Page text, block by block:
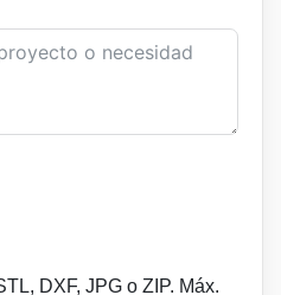
DXF, JPG o ZIP. Máx.